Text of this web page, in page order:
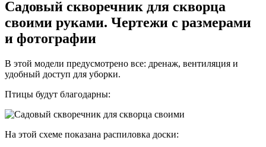
Садовый скворечник для скворца
своими руками. Чертежи с размерами
и фотографии
В этой модели предусмотрено все: дренаж, вентиляция и
удобный доступ для уборки.
Птицы будут благодарны:
На этой схеме показана распиловка доски: